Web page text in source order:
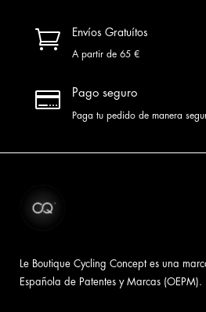
 Envíos Gratuítos
A partir de 65 €
 Pago seguro
Paga tu pedido de manera
Le Boutique Cycling Concept es una
Española de Patentes y Marcas (OEPM).